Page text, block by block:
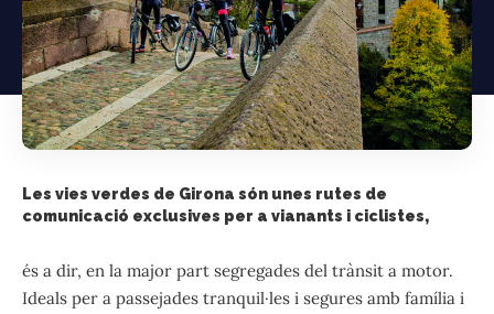
Les vies verdes de Girona són unes rutes de
comunicació exclusives per a vianants i ciclistes,
és a dir, en la major part segregades del trànsit a motor.
Ideals per a passejades tranquil·les i segures amb família i